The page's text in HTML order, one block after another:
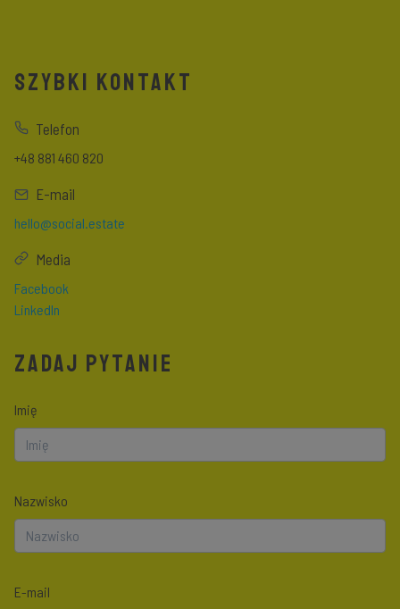
ZADAJ PYTANIE
Imię
Nazwisko
E-mail
SZYBKI KONTAKT
Telefon
+48 881 460 820
E-mail
hello@social.estate
Media
Facebook
LinkedIn